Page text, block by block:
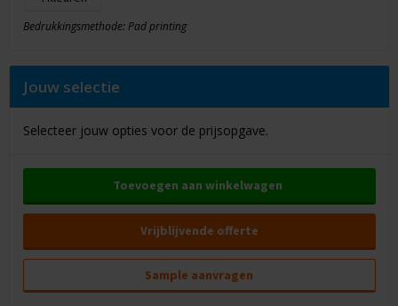
Bedrukkingsmethode: Pad printing
Jouw selectie
Selecteer jouw opties voor de prijsopgave.
Toevoegen aan winkelwagen
Vrijblijvende offerte
Sample aanvragen